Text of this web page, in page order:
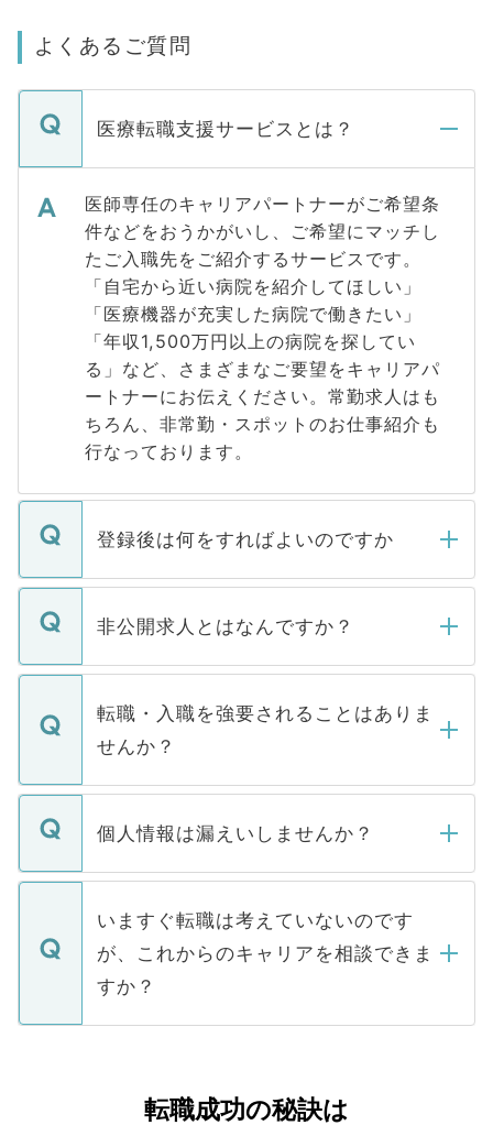
よくあるご質問
医療転職支援サービスとは？
医師専任のキャリアパートナーがご希望条
件などをおうかがいし、ご希望にマッチし
たご入職先をご紹介するサービスです。
「自宅から近い病院を紹介してほしい」
「医療機器が充実した病院で働きたい」
「年収1,500万円以上の病院を探してい
る」など、さまざまなご要望をキャリアパ
ートナーにお伝えください。常勤求人はも
ちろん、非常勤・スポットのお仕事紹介も
行なっております。
登録後は何をすればよいのですか
ご登録いただきましたら、弊社担当者がご
登録内容を確認し、その後メールもしくは
ます。通常、5営業日以内にはご連絡をせて
いただきますので、しばらくお待ちくださ
非公開求人とはなんですか？
マイナビDOCTORで取り扱っている求人の
うち約3割は、Webサイトからご覧いただ
けない「非公開求人」です。非公開求人は
下記の理由によって、一般には公開してい
ません。
■応募殺到を避けるため 人気のある医療機
関を公にしてしまうと、応募が殺到する場
に、医療機関が求める条件に合った人材の
みを人材紹介会社に依頼するケースが増え
ています。
転職・入職を強要されることはありま
せんか？
転職・入職を強要することは一切ありませ
ん。また、仮に応募先から内定をいただい
定を承諾する必要はありません。内定先へ
の辞退の連絡はキャリアパートナーが行い
個人情報は漏えいしませんか？
個人情報が漏えいすることはありませんの
で、ご安心ください。当サイトからの登録
などで収集したご登録者様の個人情報は、
ご本人のキャリアアップおよび転職活動の
支援を目的に使用いたします。お預かりし
ているすべての個人データはご本人の許可
は、個人情報の取り扱いについての厳密な
いますぐ転職は考えていないのです
が、これからのキャリアを相談できま
すか？
かがいして、現在の医療機関の状況や紹介
経験をまじえながら、適切なアドバイスを
転職成功の秘訣は